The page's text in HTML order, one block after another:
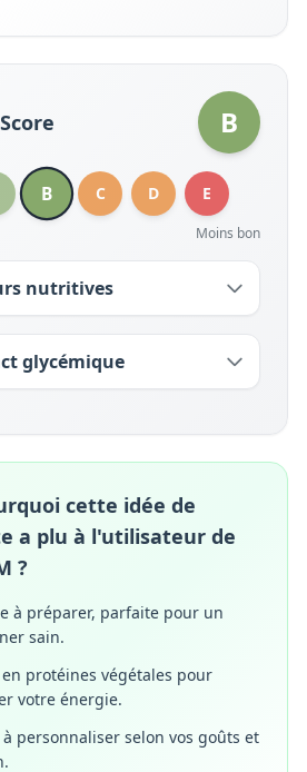
B
B C D E
Moins bon
nutritives
glycémique
cette idée de
a plu à l'utilisateur de
?
à préparer, parfaite pour un
sain.
en protéines végétales pour
votre énergie.
à personnaliser selon vos goûts et